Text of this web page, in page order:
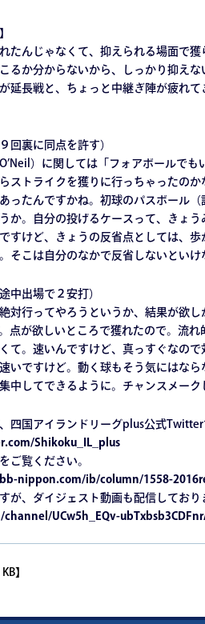
たんじゃなくて、抑えられる場面で獲
るか分からないから、しっかり抑え
延長戦と、ちょっと中継ぎ陣が疲れ
回裏に同点を許す）
）に関しては「フォアボールでも
ストライクを獲りに行っちゃったの
ったんですかね。初球のパスボール（
か。自分の投げるケースって、きょう
すけど、きょうの反省点としては、
そこは自分のなかで反省しないといけ
中出場で２安打）
対行ってやろうというか、結果が欲
点が欲しいところで獲れたので。流れ
て。速いんですけど、真っすぐなの
いですけど。動く球もそう気にはな
中してできるように。チャンスメーク
四国アイランドリーグplus公式
Shikoku_IL_plus
ご覧ください。
nippon.com/ib/column/1558-
が、ダイジェスト動画も配信しており
UCw5h_EQv-
】